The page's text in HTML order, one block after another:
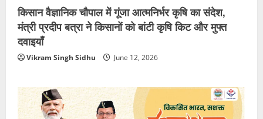
किसान वैज्ञानिक चौपाल में गूंजा आत्मनिर्भर कृषि का संदेश,
मंत्री प्रदीप बत्रा ने किसानों को बांटी कृषि किट और मुफ्त
दवाइयाँ
Vikram Singh Sidhu June 12, 2026